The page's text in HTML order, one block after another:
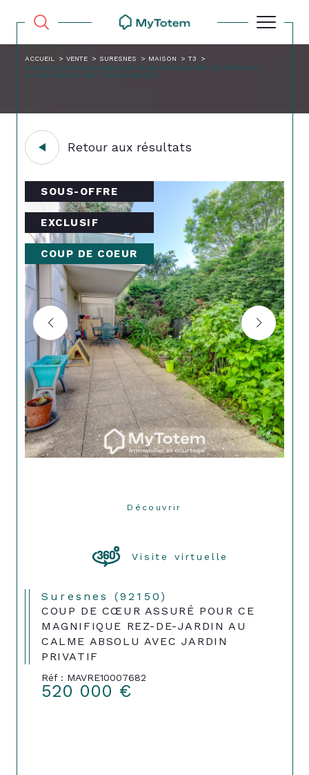
ACCUEIL VENTE SURESNES MAISON
T3
COUP DE COEUR ASSURE POUR CE MAGNIFIQUE REZ DE JARDIN AU
CALME ABSOLU AVEC JARDIN PRIVATIF
Retour aux résultats
SOUS-OFFRE
EXCLUSIF
COUP DE COEUR
Découvrir
Visite virtuelle
Suresnes (92150)
COUP DE CŒUR ASSURÉ POUR CE
MAGNIFIQUE REZ-DE-JARDIN AU
CALME ABSOLU AVEC JARDIN
PRIVATIF
Réf : MAVRE10007682
520 000 €